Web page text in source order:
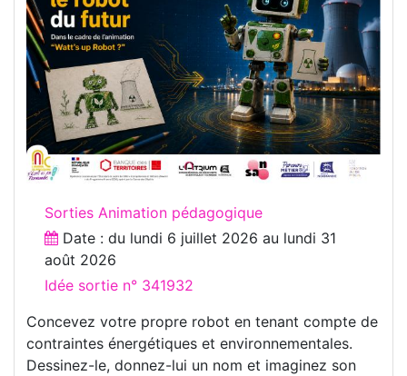
Sorties Animation pédagogique
Date : du lundi 6 juillet 2026 au lundi 31
août 2026
Idée sortie n° 341932
Concevez votre propre robot en tenant compte de
contraintes énergétiques et environnementales.
Dessinez-le, donnez-lui un nom et imaginez son